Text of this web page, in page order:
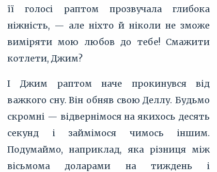
її голосі раптом прозвучала глибока
ніжність, — але ніхто й ніколи не зможе
виміряти мою любов до тебе! Смажити
котлети, Джим?
І Джим раптом наче прокинувся від
важкого сну. Він обняв свою Деллу. Будьмо
скромні — відвернімося на якихось десять
секунд і займімося чимось іншим.
Подумаймо, наприклад, яка різниця між
вісьмома доларами на тиждень і